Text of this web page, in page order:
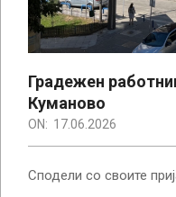
Градежен
Куманово
ON: 17.06.2026
Сподели со своите